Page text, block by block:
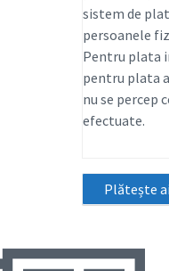
sistem de
persoanele
Pentru plata
pentru plata
nu se percep
efectuate.
Plătește